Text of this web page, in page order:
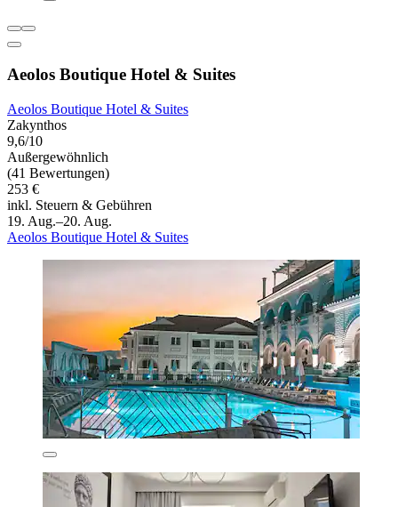
Aeolos Boutique Hotel & Suites
Aeolos Boutique Hotel & Suites
Zakynthos
9,6/10
Außergewöhnlich
(41 Bewertungen)
253 €
inkl. Steuern & Gebühren
19. Aug.–20. Aug.
Aeolos Boutique Hotel & Suites